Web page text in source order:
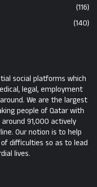
(116)
(140)
social platforms which
legal, employment
We are the largest
people of Qatar with
91,000 actively
Our notion is to help
difficulties so as to lead
lives.